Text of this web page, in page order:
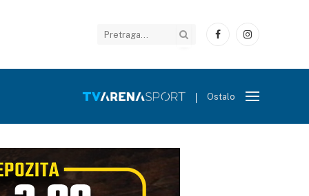
FacebookInstagram
Ostalo